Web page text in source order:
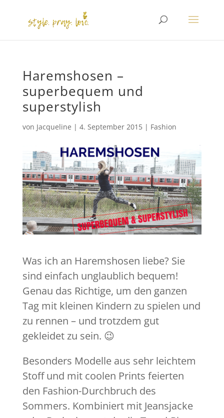
Haremshosen –
superbequem und
superstylish
von Jacqueline | 4. September 2015| Fashion
Was ich an Haremshosen liebe? Sie
sind einfach unglaublich bequem!
Genau das Richtige, um den ganzen
Tag mit kleinen Kindern zu spielen und
zu rennen – und trotzdem gut
gekleidet zu sein. 😉
Besonders Modelle aus sehr leichtem
Stoff und mit coolen Prints feierten
den Fashion-Durchbruch des
Sommers. Kombiniert mit Jeansjacke